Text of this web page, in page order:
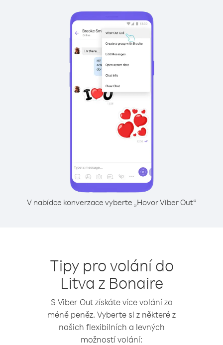
V nabídce konverzace vyberte „Hovor Viber Out“
Tipy pro volání do
Litva z Bonaire
S Viber Out získáte více volání za
méně peněz. Vyberte si z některé z
našich flexibilních a levných
možností volání: